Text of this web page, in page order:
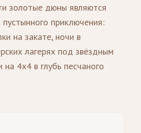
золотые дюны являются
приключения:
на закате, ночи в
лагерях под звёздным
на 4x4 в глубь песчаного